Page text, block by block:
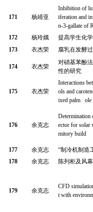
171 杨靖亚
Inhibition of
iferation and
n-3-gallate of
172
杨玲娥 提高学生化
173
衣杰荣 腐乳在发酵
174 衣杰荣
对硝基苯酚
性的研究
175 衣杰荣
Interactions
ols and
ixed palm ole
176 余克志
ector for solar
mitory build
177
余克志 “制冷机制造
178
余克志 陈列柜及风
179 余克志
CFD
t with